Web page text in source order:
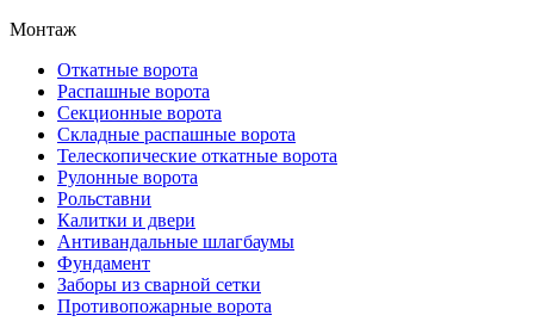
Монтаж
Откатные ворота
Распашные ворота
Секционные ворота
Складные распашные ворота
Телескопические откатные ворота
Рулонные ворота
Рольставни
Калитки и двери
Антивандальные шлагбаумы
Фундамент
Заборы из сварной сетки
Противопожарные ворота